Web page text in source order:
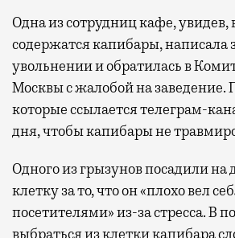
Одна из сотрудниц кафе, увидев,
содержатся капибары, написала
увольнении и обратилась в
Москвы с жалобой на заведение.
которые ссылается телеграм-
дня, чтобы капибары не
Одного из грызунов посадили на
клетку за то, что он «плохо вел
посетителями» из-за стресса. В
выбраться из клетки капибара